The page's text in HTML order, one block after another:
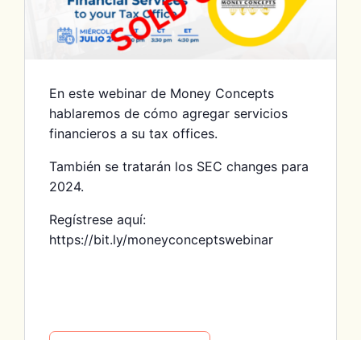
En este webinar de Money Concepts
hablaremos de cómo agregar servicios
financieros a su tax offices.
También se tratarán los SEC changes para
2024.
Regístrese aquí:
https://bit.ly/moneyconceptswebinar